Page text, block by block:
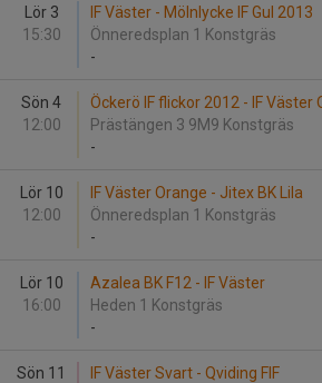
Lör 3
15:30
IF Väster - Mölnlycke IF Gul 2013
Önneredsplan 1 Konstgräs
-
Sön 4
12:00
Öckerö IF flickor 2012 - IF Väster
Prästängen 3 9M9 Konstgräs
-
Lör 10
12:00
IF Väster Orange - Jitex BK Lila
Önneredsplan 1 Konstgräs
-
Lör 10
16:00
Azalea BK F12 - IF Väster
Heden 1 Konstgräs
-
Sön 11
IF Väster Svart - Qviding FIF